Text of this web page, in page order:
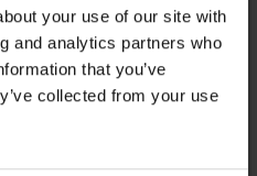
your use of our site with
and analytics partners who
that you’ve
collected from your use